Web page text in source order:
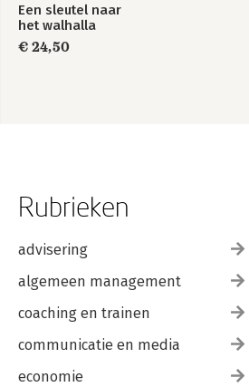
Een sleutel naar
het walhalla
€ 24,50
Rubrieken
advisering
algemeen management
coaching en trainen
communicatie en media
economie